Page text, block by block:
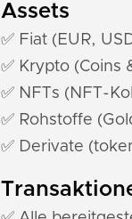
Assets
✅ Fiat (EUR,
✅ Krypto (Coins
✅ NFTs (NFT-
✅ Rohstoffe
✅ Derivate